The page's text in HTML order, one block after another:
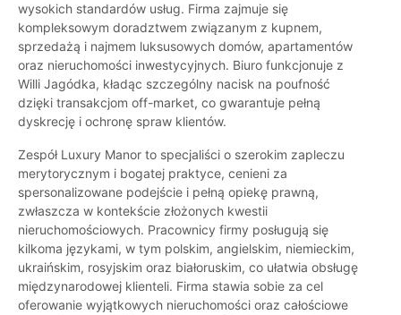
wysokich standardów usług. Firma zajmuje się
kompleksowym doradztwem związanym z kupnem,
sprzedażą i najmem luksusowych domów, apartamentów
oraz nieruchomości inwestycyjnych. Biuro funkcjonuje z
Willi Jagódka, kładąc szczególny nacisk na poufność
dzięki transakcjom off-market, co gwarantuje pełną
dyskrecję i ochronę spraw klientów.
Zespół Luxury Manor to specjaliści o szerokim zapleczu
merytorycznym i bogatej praktyce, cenieni za
spersonalizowane podejście i pełną opiekę prawną,
zwłaszcza w kontekście złożonych kwestii
nieruchomościowych. Pracownicy firmy posługują się
kilkoma językami, w tym polskim, angielskim, niemieckim,
ukraińskim, rosyjskim oraz białoruskim, co ułatwia obsługę
międzynarodowej klienteli. Firma stawia sobie za cel
oferowanie wyjątkowych nieruchomości oraz całościowe